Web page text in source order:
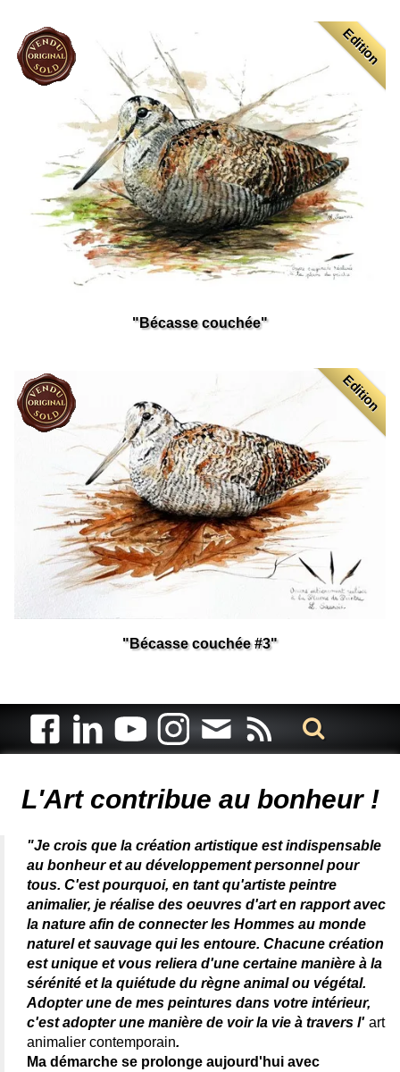
Edition
"Bécasse couchée"
Edition
"Bécasse couchée #3"
L'Art contribue au bonheur !
"Je crois que la création artistique est indispensable
au bonheur et au développement personnel pour
tous. C'est pourquoi, en tant qu'artiste peintre
animalier, je réalise des oeuvres d'art en rapport avec
la nature afin de connecter les Hommes au monde
naturel et sauvage qui les entoure. Chacune création
est unique et vous reliera d'une certaine manière à la
sérénité et la quiétude du règne animal ou végétal.
Adopter une de mes peintures dans votre intérieur,
c'est adopter une manière de voir la vie à travers l' art
animalier contemporain.
Ma démarche se prolonge aujourd'hui avec